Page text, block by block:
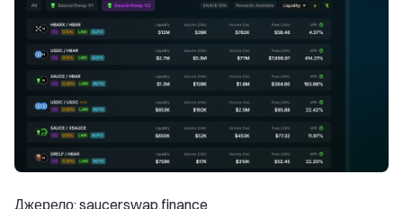
Джерело: saucerswap.finance